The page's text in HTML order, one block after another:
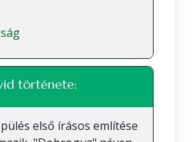
története:
első írásos említése